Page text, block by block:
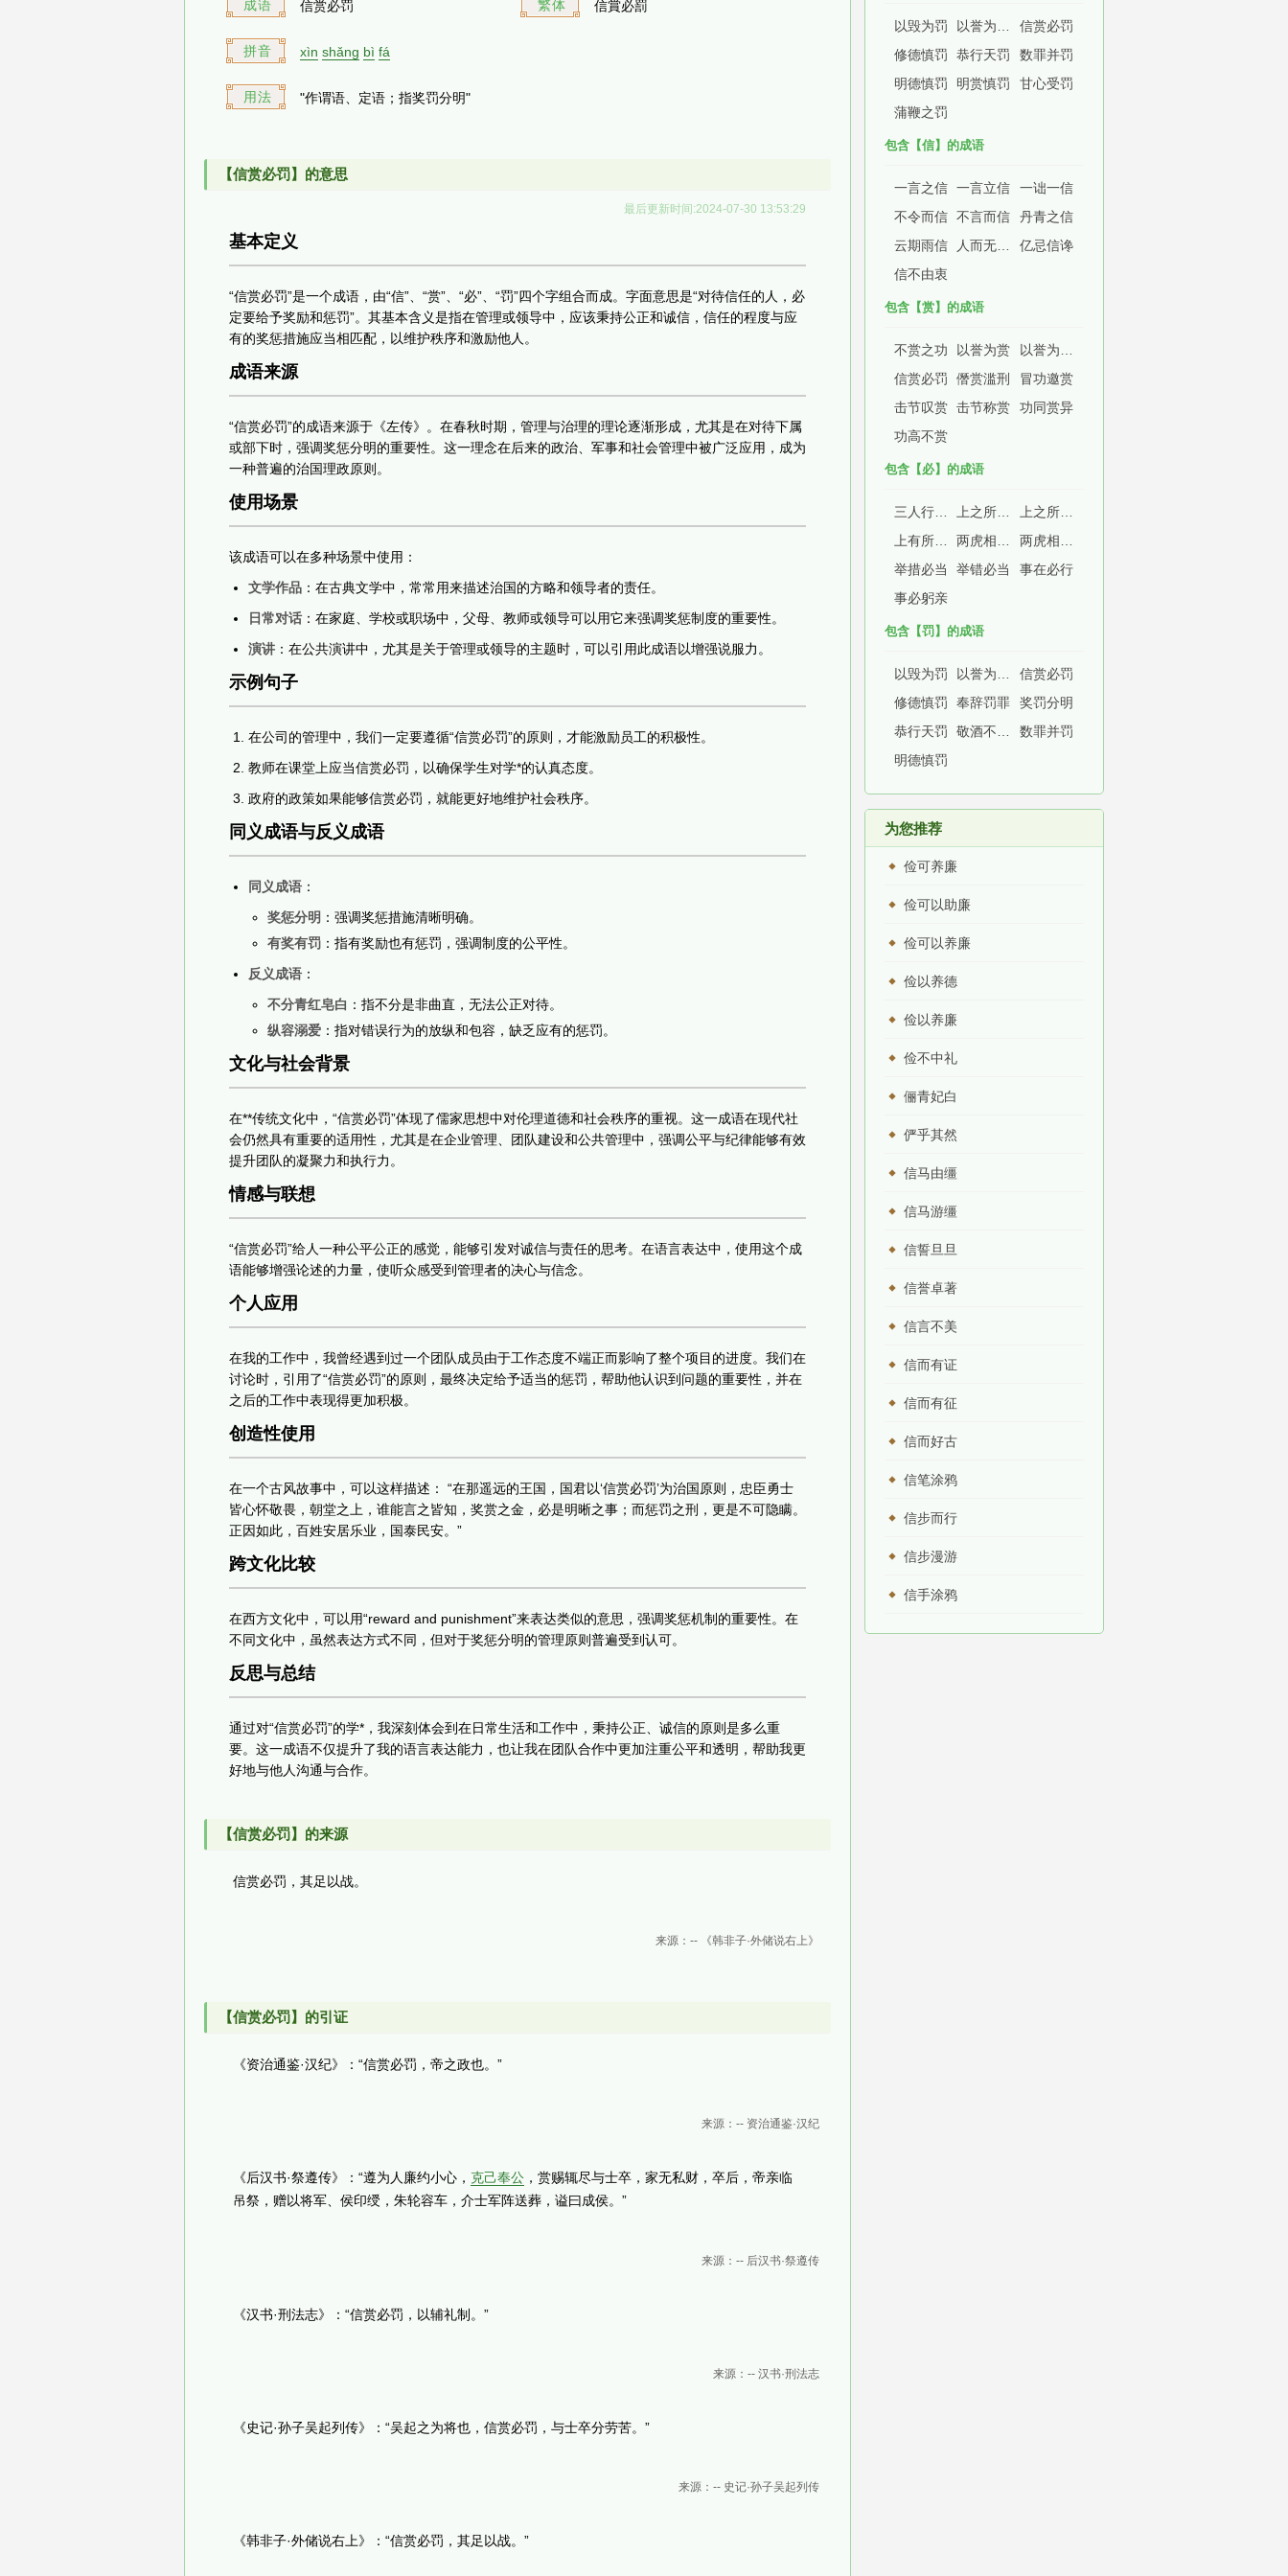
成语 信赏必罚 繁体 信賞必罰
拼音 xìn shǎng bì fá
用法 "作谓语、定语；指奖罚分明"
【信赏必罚】的意思
最后更新时间:2024-07-30 13:53:29
基本定义
“信赏必罚”是一个成语，由“信”、“赏”、“必”、“罚”四个字组合而成。字面意思是“对待信任的人，必
定要给予奖励和惩罚”。其基本含义是指在管理或领导中，应该秉持公正和诚信，信任的程度与应
有的奖惩措施应当相匹配，以维护秩序和激励他人。
成语来源
“信赏必罚”的成语来源于《左传》。在春秋时期，管理与治理的理论逐渐形成，尤其是在对待下属
或部下时，强调奖惩分明的重要性。这一理念在后来的政治、军事和社会管理中被广泛应用，成为
一种普遍的治国理政原则。
使用场景
该成语可以在多种场景中使用：
文学作品 ：在古典文学中，常常用来描述治国的方略和领导者的责任。
日常对话 ：在家庭、学校或职场中，父母、教师或领导可以用它来强调奖惩制度的重要性。
演讲 ：在公共演讲中，尤其是关于管理或领导的主题时，可以引用此成语以增强说服力。
示例句子
在公司的管理中，我们一定要遵循“信赏必罚”的原则，才能激励员工的积极性。
教师在课堂上应当信赏必罚，以确保学生对学*的认真态度。
政府的政策如果能够信赏必罚，就能更好地维护社会秩序。
同义成语与反义成语
同义成语 ：
奖惩分明 ：强调奖惩措施清晰明确。
有奖有罚 ：指有奖励也有惩罚，强调制度的公平性。
反义成语 ：
不分青红皂白 ：指不分是非曲直，无法公正对待。
纵容溺爱 ：指对错误行为的放纵和包容，缺乏应有的惩罚。
文化与社会背景
在**传统文化中，“信赏必罚”体现了儒家思想中对伦理道德和社会秩序的重视。这一成语在现代社
会仍然具有重要的适用性，尤其是在企业管理、团队建设和公共管理中，强调公平与纪律能够有效
提升团队的凝聚力和执行力。
情感与联想
“信赏必罚”给人一种公平公正的感觉，能够引发对诚信与责任的思考。在语言表达中，使用这个成
语能够增强论述的力量，使听众感受到管理者的决心与信念。
个人应用
在我的工作中，我曾经遇到过一个团队成员由于工作态度不端正而影响了整个项目的进度。我们在
讨论时，引用了“信赏必罚”的原则，最终决定给予适当的惩罚，帮助他认识到问题的重要性，并在
之后的工作中表现得更加积极。
创造性使用
在一个古风故事中，可以这样描述： “在那遥远的王国，国君以‘信赏必罚’为治国原则，忠臣勇士
皆心怀敬畏，朝堂之上，谁能言之皆知，奖赏之金，必是明晰之事；而惩罚之刑，更是不可隐瞒。
正因如此，百姓安居乐业，国泰民安。”
跨文化比较
在西方文化中，可以用“reward and punishment”来表达类似的意思，强调奖惩机制的重要性。在
不同文化中，虽然表达方式不同，但对于奖惩分明的管理原则普遍受到认可。
反思与总结
通过对“信赏必罚”的学*，我深刻体会到在日常生活和工作中，秉持公正、诚信的原则是多么重
要。这一成语不仅提升了我的语言表达能力，也让我在团队合作中更加注重公平和透明，帮助我更
好地与他人沟通与合作。
【信赏必罚】的来源
信赏必罚，其足以战。
来源：-- 《韩非子·外储说右上》
【信赏必罚】的引证
《资治通鉴·汉纪》：“信赏必罚，帝之政也。”
来源：-- 资治通鉴·汉纪
《后汉书·祭遵传》：“遵为人廉约小心， 克己奉公 ，赏赐辄尽与士卒，家无私财，卒后，帝亲临
吊祭，赠以将军、侯印绶，朱轮容车，介士军阵送葬，谥曰成侯。”
来源：-- 后汉书·祭遵传
《汉书·刑法志》：“信赏必罚，以辅礼制。”
来源：-- 汉书·刑法志
《史记·孙子吴起列传》：“吴起之为将也，信赏必罚，与士卒分劳苦。”
来源：-- 史记·孙子吴起列传
《韩非子·外储说右上》：“信赏必罚，其足以战。”
以毁为罚
信赏必罚
修德慎罚
恭行天罚
数罪并罚
明德慎罚
明赏慎罚
甘心受罚
蒲鞭之罚
包含【信】的成语
一言之信 一言立信
一诎一信
不令而信 不言而信
丹青之信
云期雨信
亿忌信谗
信不由衷
包含【赏】的成语
不赏之功 以誉为赏
信赏必罚
僭赏滥刑
冒功邀赏
击节叹赏 击节称赏
功同赏异
功高不赏
包含【必】的成语
上之所好，下必甚焉
举措必当
举错必当
事在必行
事必躬亲
包含【罚】的成语
以毁为罚
信赏必罚
修德慎罚
奉辞罚罪
奖罚分明
恭行天罚
数罪并罚
明德慎罚
为您推荐
俭可养廉
俭可以助廉
俭可以养廉
俭以养德
俭以养廉
俭不中礼
俪青妃白
俨乎其然
信马由缰
信马游缰
信誓旦旦
信誉卓著
信言不美
信而有证
信而有征
信而好古
信笔涂鸦
信步而行
信步漫游
信手涂鸦